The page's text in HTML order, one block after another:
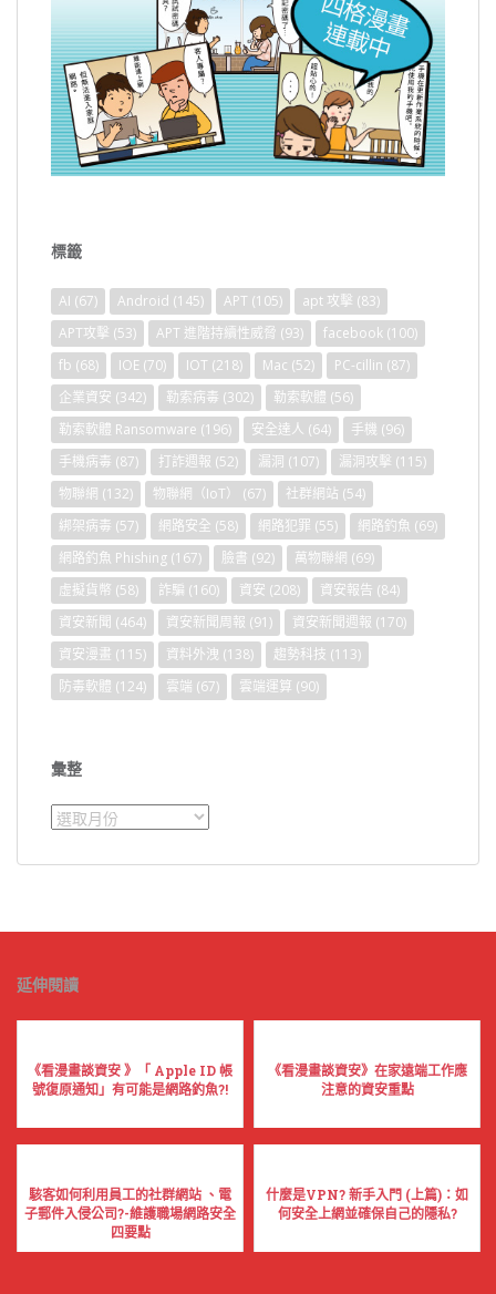
標籤
AI (67) Android (145) APT (105) apt 攻擊 (83)
APT攻擊 (53) APT 進階持續性威脅 (93) facebook (100)
fb (68) IOE (70) IOT (218) Mac (52) PC-cillin (87)
企業資安 (342) 勒索病毒 (302) 勒索軟體 (56)
勒索軟體 Ransomware (196) 安全達人 (64) 手機 (96)
手機病毒 (87) 打詐週報 (52) 漏洞 (107) 漏洞攻擊 (115)
物聯網 (132) 物聯網（IoT） (67) 社群網站 (54)
綁架病毒 (57) 網路安全 (58) 網路犯罪 (55) 網路釣魚 (69)
網路釣魚 Phishing (167) 臉書 (92) 萬物聯網 (69)
虛擬貨幣 (58) 詐騙 (160) 資安 (208) 資安報告 (84)
資安新聞 (464) 資安新聞周報 (91) 資安新聞週報 (170)
資安漫畫 (115) 資料外洩 (138) 趨勢科技 (113)
防毒軟體 (124) 雲端 (67) 雲端運算 (90)
彙整
彙
延伸閱讀
《看漫畫談資安 》「 Apple ID 帳
號復原通知」有可能是網路釣魚?!
《看漫畫談資安》在家遠端工作應
注意的資安重點
駭客如何利用員工的社群網站 、電
子郵件入侵公司?-維護職場網路安全
四要點
什麼是VPN? 新手入門 (上篇)：如
何安全上網並確保自己的隱私?